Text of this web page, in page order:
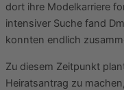
dort ihre Modelkarriere
intensiver Suche fand
konnten endlich
Zu diesem Zeitpunkt
Heiratsantrag zu